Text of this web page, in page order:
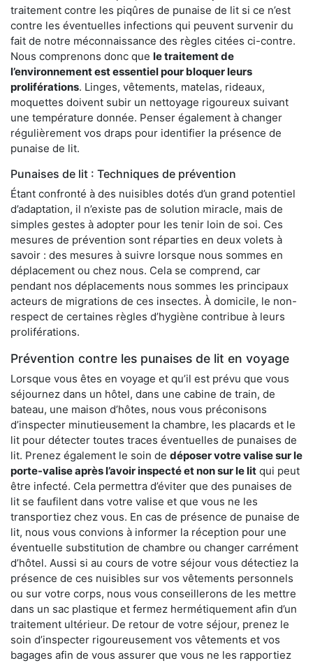
traitement contre les piqûres de punaise de lit si ce n’est
contre les éventuelles infections qui peuvent survenir du
fait de notre méconnaissance des règles citées ci-contre.
Nous comprenons donc que le traitement de
l’environnement est essentiel pour bloquer leurs
proliférations. Linges, vêtements, matelas, rideaux,
moquettes doivent subir un nettoyage rigoureux suivant
une température donnée. Penser également à changer
régulièrement vos draps pour identifier la présence de
punaise de lit.
Punaises de lit : Techniques de prévention
Étant confronté à des nuisibles dotés d’un grand potentiel
d’adaptation, il n’existe pas de solution miracle, mais de
simples gestes à adopter pour les tenir loin de soi. Ces
mesures de prévention sont réparties en deux volets à
savoir : des mesures à suivre lorsque nous sommes en
déplacement ou chez nous. Cela se comprend, car
pendant nos déplacements nous sommes les principaux
acteurs de migrations de ces insectes. À domicile, le non-
respect de certaines règles d’hygiène contribue à leurs
proliférations.
Prévention contre les punaises de lit en voyage
Lorsque vous êtes en voyage et qu’il est prévu que vous
séjournez dans un hôtel, dans une cabine de train, de
bateau, une maison d’hôtes, nous vous préconisons
d’inspecter minutieusement la chambre, les placards et le
lit pour détecter toutes traces éventuelles de punaises de
lit. Prenez également le soin de déposer votre valise sur le
porte-valise après l’avoir inspecté et non sur le lit qui peut
être infecté. Cela permettra d’éviter que des punaises de
lit se faufilent dans votre valise et que vous ne les
transportiez chez vous. En cas de présence de punaise de
lit, nous vous convions à informer la réception pour une
éventuelle substitution de chambre ou changer carrément
d’hôtel. Aussi si au cours de votre séjour vous détectiez la
présence de ces nuisibles sur vos vêtements personnels
ou sur votre corps, nous vous conseillerons de les mettre
dans un sac plastique et fermez hermétiquement afin d’un
traitement ultérieur. De retour de votre séjour, prenez le
soin d’inspecter rigoureusement vos vêtements et vos
bagages afin de vous assurer que vous ne les rapportiez